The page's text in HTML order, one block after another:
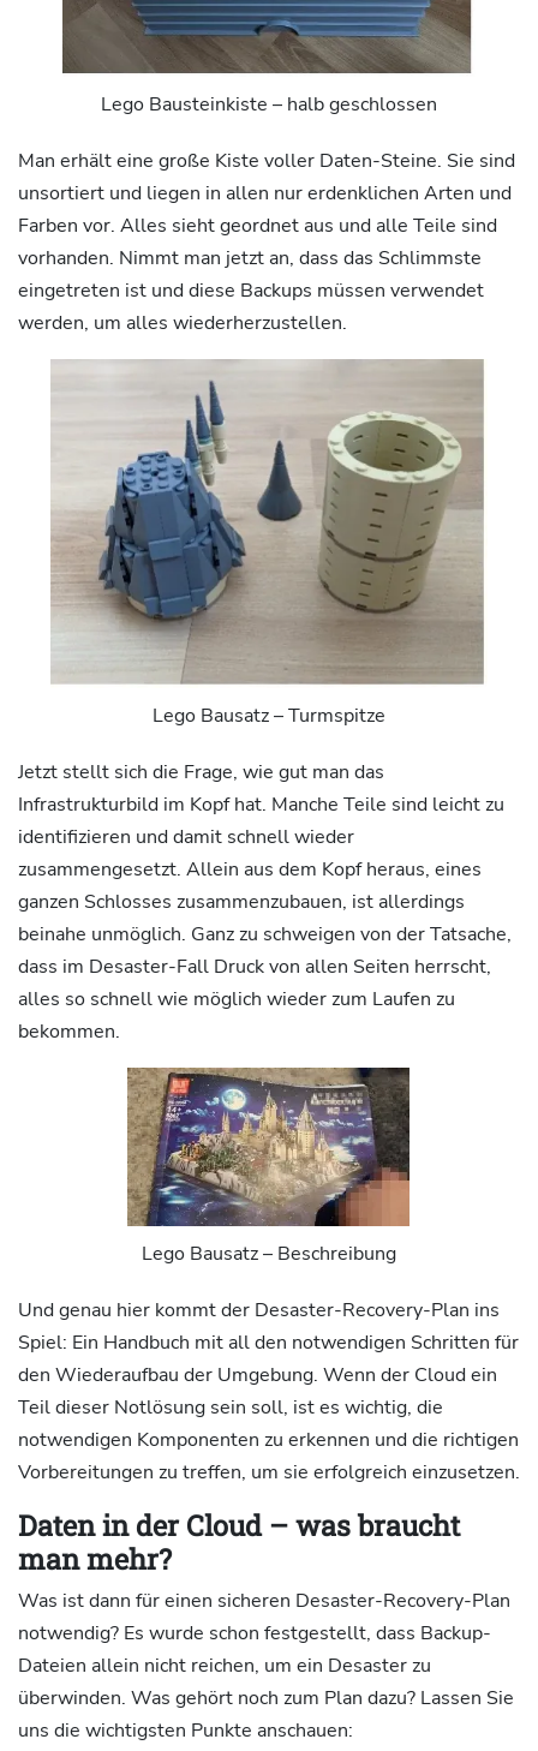
Lego Bausteinkiste – halb geschlossen
Man erhält eine große Kiste voller Daten-Steine. Sie sind
unsortiert und liegen in allen nur erdenklichen Arten und
Farben vor. Alles sieht geordnet aus und alle Teile sind
vorhanden. Nimmt man jetzt an, dass das Schlimmste
eingetreten ist und diese Backups müssen verwendet
werden, um alles wiederherzustellen.
Lego Bausatz – Turmspitze
Jetzt stellt sich die Frage, wie gut man das
Infrastrukturbild im Kopf hat. Manche Teile sind leicht zu
identifizieren und damit schnell wieder
zusammengesetzt. Allein aus dem Kopf heraus, eines
ganzen Schlosses zusammenzubauen, ist allerdings
beinahe unmöglich. Ganz zu schweigen von der Tatsache,
dass im Desaster-Fall Druck von allen Seiten herrscht,
alles so schnell wie möglich wieder zum Laufen zu
bekommen.
Lego Bausatz – Beschreibung
Und genau hier kommt der Desaster-Recovery-Plan ins
Spiel: Ein Handbuch mit all den notwendigen Schritten für
den Wiederaufbau der Umgebung. Wenn der Cloud ein
Teil dieser Notlösung sein soll, ist es wichtig, die
notwendigen Komponenten zu erkennen und die richtigen
Vorbereitungen zu treffen, um sie erfolgreich einzusetzen.
Daten in der Cloud – was braucht
man mehr?
Was ist dann für einen sicheren Desaster-Recovery-Plan
notwendig? Es wurde schon festgestellt, dass Backup-
Dateien allein nicht reichen, um ein Desaster zu
überwinden. Was gehört noch zum Plan dazu? Lassen Sie
uns die wichtigsten Punkte anschauen: